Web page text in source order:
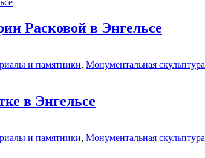
Расковой в Энгельсе
и памятники, Монументальная скульптура
в Энгельсе
и памятники, Монументальная скульптура